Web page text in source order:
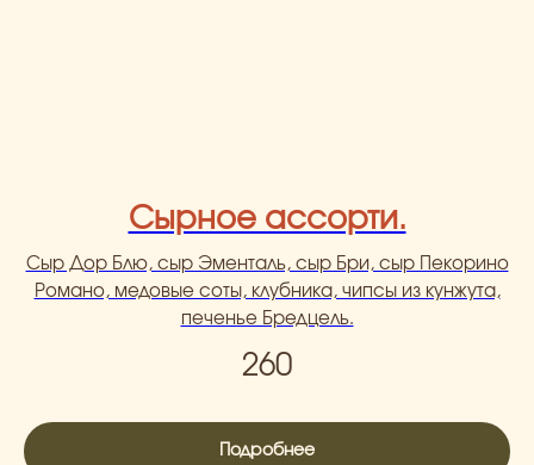
Сырное ассорти.
Сыр Дор Блю, сыр Эменталь, сыр Бри, сыр Пекорино
Романо, медовые соты, клубника, чипсы из кунжута,
печенье Бредцель.
260
Подробнее